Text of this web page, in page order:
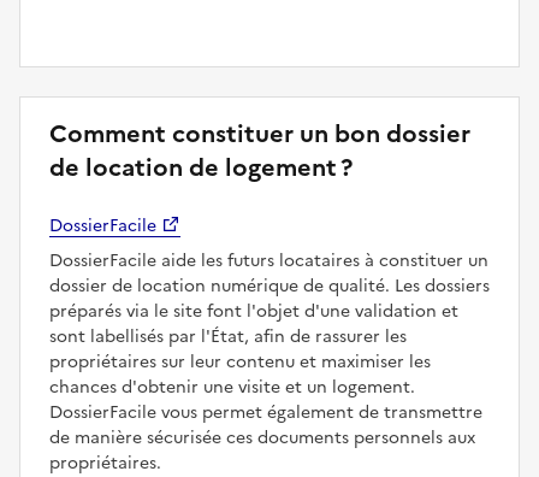
Comment constituer un bon dossier
de location de logement ?
DossierFacile
DossierFacile aide les futurs locataires à constituer un
dossier de location numérique de qualité. Les dossiers
préparés via le site font l'objet d'une validation et
sont labellisés par l'État, afin de rassurer les
propriétaires sur leur contenu et maximiser les
chances d'obtenir une visite et un logement.
DossierFacile vous permet également de transmettre
de manière sécurisée ces documents personnels aux
propriétaires.